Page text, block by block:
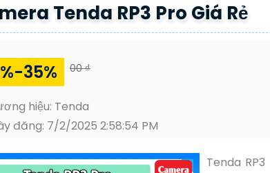
Tenda RP3 Pro Giá Rẻ
35% 00 ₫
hiệu: Tenda
đăng: 7/2/2025 2:58:54 PM
Tenda